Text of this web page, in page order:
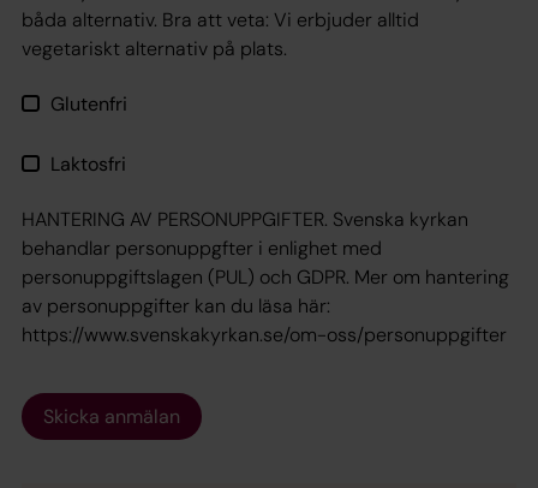
båda alternativ. Bra att veta: Vi erbjuder alltid
vegetariskt alternativ på plats.
Glutenfri
Laktosfri
HANTERING AV PERSONUPPGIFTER. Svenska kyrkan
behandlar personuppgfter i enlighet med
personuppgiftslagen (PUL) och GDPR. Mer om hantering
av personuppgifter kan du läsa här:
https://www.svenskakyrkan.se/om-oss/personuppgifter
Skicka anmälan